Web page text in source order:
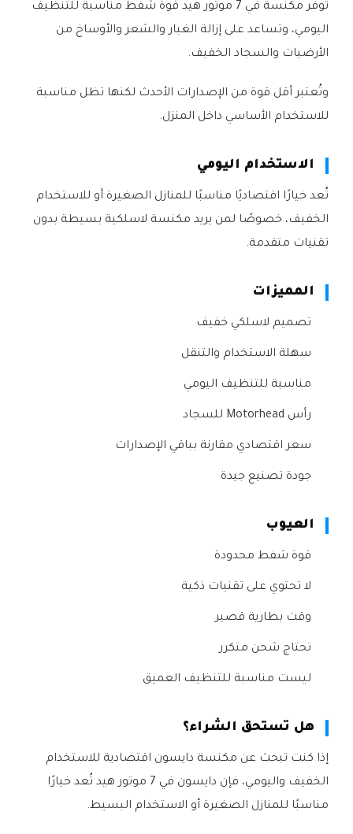
توفر مكنسة في 7 موتور هيد قوة شفط مناسبة للتنظيف
اليومي، وتساعد على إزالة الغبار والشعر والأوساخ من
الأرضيات والسجاد الخفيف.
وتُعتبر أقل قوة من الإصدارات الأحدث لكنها تظل مناسبة
للاستخدام الأساسي داخل المنزل.
الاستخدام اليومي
تُعد خيارًا اقتصاديًا مناسبًا للمنازل الصغيرة أو للاستخدام
الخفيف، خصوصًا لمن يريد مكنسة لاسلكية بسيطة بدون
تقنيات متقدمة.
المميزات
تصميم لاسلكي خفيف
سهلة الاستخدام والتنقل
مناسبة للتنظيف اليومي
رأس Motorhead للسجاد
سعر اقتصادي مقارنة بباقي الإصدارات
جودة تصنيع جيدة
العيوب
قوة شفط محدودة
لا تحتوي على تقنيات ذكية
وقت بطارية قصير
تحتاج شحن متكرر
ليست مناسبة للتنظيف العميق
هل تستحق الشراء؟
إذا كنت تبحث عن مكنسة دايسون اقتصادية للاستخدام
الخفيف واليومي، فإن دايسون في 7 موتور هيد تُعد خيارًا
مناسبًا للمنازل الصغيرة أو الاستخدام البسيط.